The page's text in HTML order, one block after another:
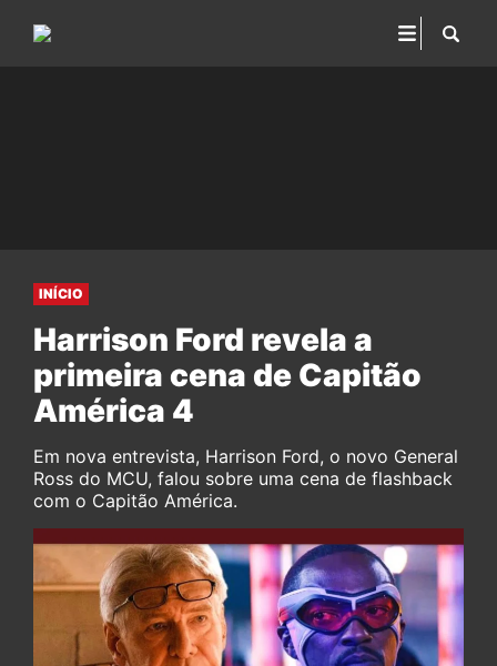
INÍCIO
Harrison Ford revela a
primeira cena de Capitão
América 4
Em nova entrevista, Harrison Ford, o novo General
Ross do MCU, falou sobre uma cena de flashback
com o Capitão América.